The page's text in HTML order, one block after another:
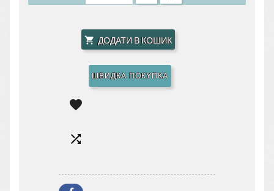
 ДОДАТИ В КОШИК
ШВИДКА ПОКУПКА

